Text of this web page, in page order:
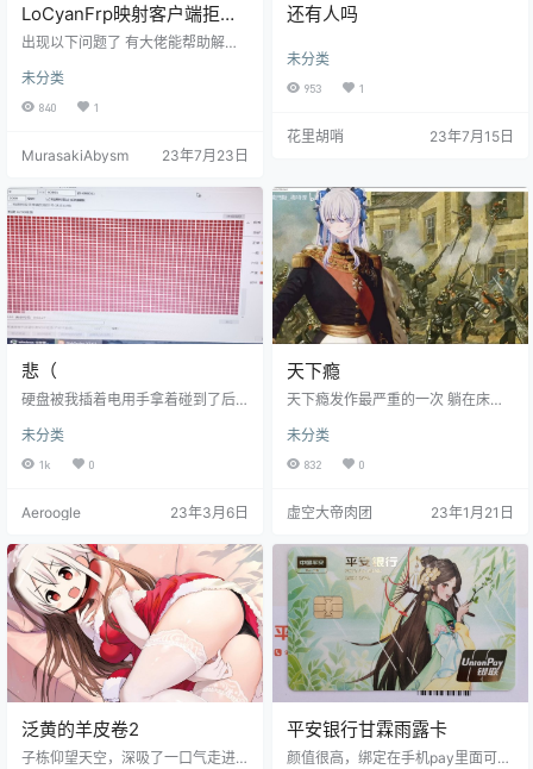
LoCyanFrp映射客户端拒绝
联网问题求助
出现以下问题了 有大佬能帮助解决
Getting Config File from LoCyanFr
p API...成功写入文本，字符数：%s
3542023/07/23 11:11:29 [W] [serv
dial tcp 121.204.112.23:2333: con
未分类
840 1
MurasakiAbysm 23年7月23日
还有人吗
未分类
953 1
花里胡哨 23年7月15日
悲（
硬盘被我插着电用手拿着碰到了后
重新起转，再看电脑，不认盘了，
读半天，终于认盘了，一看分区没
未分类
1k 0
Aeroogle 23年3月6日
天下瘾
​天下瘾发作最严重的一​次 躺在床
抓自己眼睛 以为刷群没事，看到 群
都在发天下的视频 眼睛越来越大 都
的不知道该怎么办 ，我真的想天下
下，我洗澡会想天下 我出门会想天
下 ，我走路会想天下，我坐车会想
天下 ，我玩手机会想天下 我盯着网
上的天下看，我盯着…
未分类
832 0
虚空大帝肉团 23年1月21日
泛黄的羊皮卷2
子栋仰望天空，深吸了一口气走进
平安银行甘霖雨露卡
颜值很高，绑定在手机pay里面可以